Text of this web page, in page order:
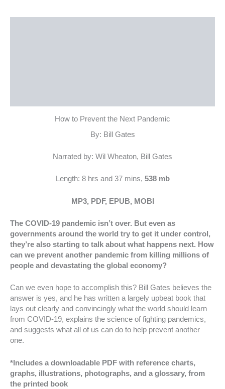
How to Prevent the Next Pandemic
By: Bill Gates
Narrated by: Wil Wheaton, Bill Gates
Length: 8 hrs and 37 mins, 538 mb
MP3, PDF, EPUB, MOBI
The COVID-19 pandemic isn’t over. But even as
governments around the world try to get it under control,
they’re also starting to talk about what happens next. How
can we prevent another pandemic from killing millions of
people and devastating the global economy?
Can we even hope to accomplish this? Bill Gates believes the
answer is yes, and he has written a largely upbeat book that
lays out clearly and convincingly what the world should learn
from COVID-19, explains the science of fighting pandemics,
and suggests what all of us can do to help prevent another
one.
*Includes a downloadable PDF with reference charts,
graphs, illustrations, photographs, and a glossary, from
the printed book